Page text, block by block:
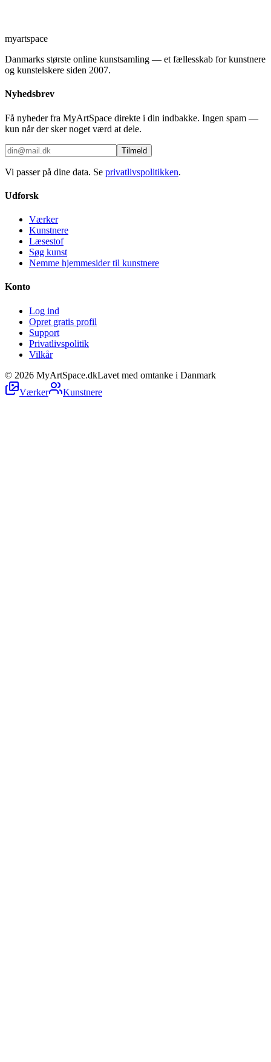
myartspace
Danmarks største online kunstsamling — et fællesskab for kunstnere
og kunstelskere siden 2007.
Nyhedsbrev
Få nyheder fra MyArtSpace direkte i din indbakke. Ingen spam —
kun når der sker noget værd at dele.
Tilmeld
Vi passer på dine data. Se privatlivspolitikken.
Udforsk
Værker
Kunstnere
Læsestof
Søg kunst
Nemme hjemmesider til kunstnere
Konto
Log ind
Opret gratis profil
Support
Privatlivspolitik
Vilkår
© 2026 MyArtSpace.dkLavet med omtanke i Danmark
Værker
Kunstnere